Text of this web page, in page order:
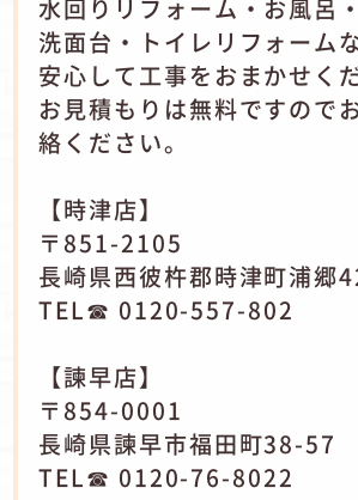
水回りリフォーム・お風呂
洗面台・トイレリフォーム
安心して工事をおまかせく
お見積もりは無料ですので
絡ください。
【時津店】
〒851-2105
長崎県西彼杵郡時津町浦郷
TEL☎ 0120-557-802
【諫早店】
〒854-0001
長崎県諫早市福田町38-57
TEL☎ 0120-76-8022